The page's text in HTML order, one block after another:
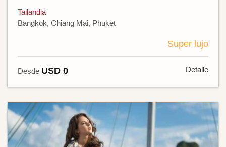
Tailandia
Bangkok, Chiang Mai, Phuket
Super lujo
Desde USD 0 Detalle